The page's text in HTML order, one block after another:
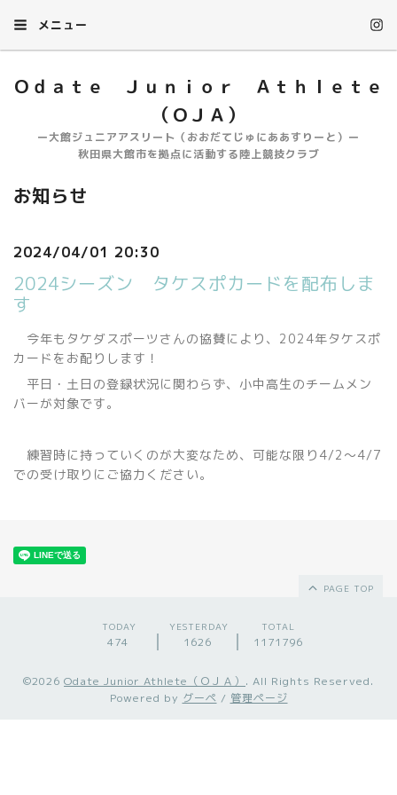
メニュー
Ｏｄａｔｅ Ｊｕｎｉｏｒ Ａｔｈｌｅｔｅ
（ＯＪＡ）
ー大館ジュニアアスリート（おおだてじゅにああすりーと）ー
秋田県大館市を拠点に活動する陸上競技クラブ
お知らせ
2024/04/01 20:30
2024シーズン タケスポカードを配布しま
す
今年もタケダスポーツさんの協賛により、2024年タケスポ
カードをお配りします！
平日・土日の登録状況に関わらず、小中高生のチームメン
バーが対象です。
練習時に持っていくのが大変なため、可能な限り4/2～4/7
での受け取りにご協力ください。
PAGE TOP
TODAY
474
YESTERDAY
1626
TOTAL
1171796
©2026 Odate Junior Athlete（ＯＪＡ） . All Rights Reserved.
Powered by グーペ / 管理ページ